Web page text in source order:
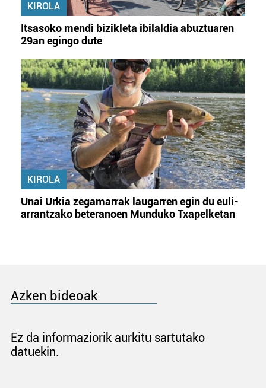
KIROLA
Itsasoko mendi bizikleta ibilaldia abuztuaren
29an egingo dute
KIROLA
Unai Urkia zegamarrak laugarren egin du euli-
arrantzako beteranoen Munduko Txapelketan
Azken bideoak
Ez da informaziorik aurkitu sartutako
datuekin.